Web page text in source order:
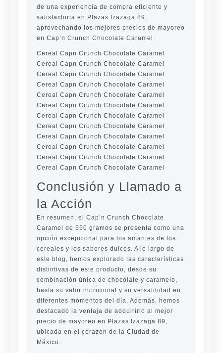
de una experiencia de compra eficiente y
satisfactoria en Plazas Izazaga 89,
aprovechando los mejores precios de mayoreo
en Cap’n Crunch Chocolate Caramel.
Cereal Capn Crunch Chocolate Caramel
Cereal Capn Crunch Chocolate Caramel
Cereal Capn Crunch Chocolate Caramel
Cereal Capn Crunch Chocolate Caramel
Cereal Capn Crunch Chocolate Caramel
Cereal Capn Crunch Chocolate Caramel
Cereal Capn Crunch Chocolate Caramel
Cereal Capn Crunch Chocolate Caramel
Cereal Capn Crunch Chocolate Caramel
Cereal Capn Crunch Chocolate Caramel
Cereal Capn Crunch Chocolate Caramel
Cereal Capn Crunch Chocolate Caramel
Conclusión y Llamado a
la Acción
En resumen, el Cap’n Crunch Chocolate
Caramel de 550 gramos se presenta como una
opción excepcional para los amantes de los
cereales y los sabores dulces. A lo largo de
este blog, hemos explorado las características
distintivas de este producto, desde su
combinación única de chocolate y caramelo,
hasta su valor nutricional y su versatilidad en
diferentes momentos del día. Además, hemos
destacado la ventaja de adquirirlo al mejor
precio de mayoreo en Plazas Izazaga 89,
ubicada en el corazón de la Ciudad de
México.